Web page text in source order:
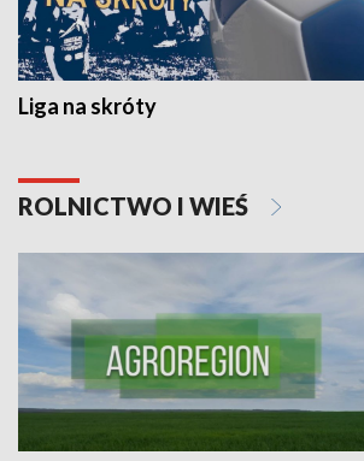
Liga na skróty
ROLNICTWO I WIEŚ